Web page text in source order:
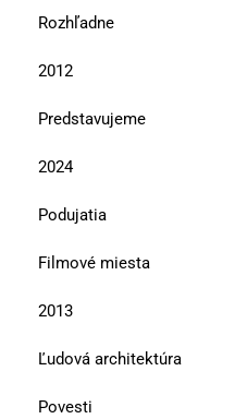
Rozhľadne
2012
Predstavujeme
2024
Podujatia
Filmové miesta
2013
Ľudová architektúra
Povesti